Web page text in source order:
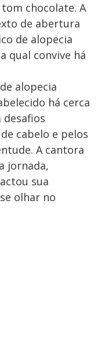
chocolate. A
de abertura
de alopecia
qual convive há
alopecia
há cerca
cabelo e pelos
A cantora
jornada,
sua
olhar no